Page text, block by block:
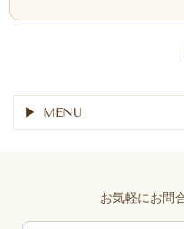
MENU
お気軽にお問